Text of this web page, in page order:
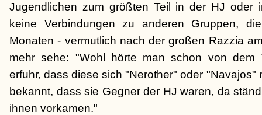
Jugendlichen zum größten Teil in der HJ oder
keine Verbindungen zu anderen Gruppen,
Monaten - vermutlich nach der großen Razzia
mehr sehe: "Wohl hörte man schon von dem
erfuhr, dass diese sich "Nerother" oder "Navajos"
bekannt, dass sie Gegner der HJ waren, da
ihnen vorkamen."